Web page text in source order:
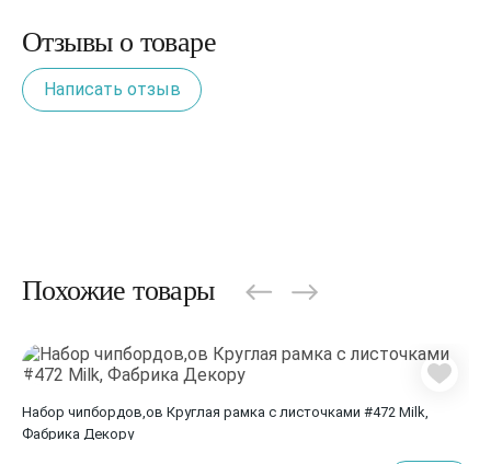
Отзывы о товаре
Написать отзыв
Похожие товары
Набор чипбордов,ов Круглая рамка с листочками #472 Milk,
Фабрика Декору